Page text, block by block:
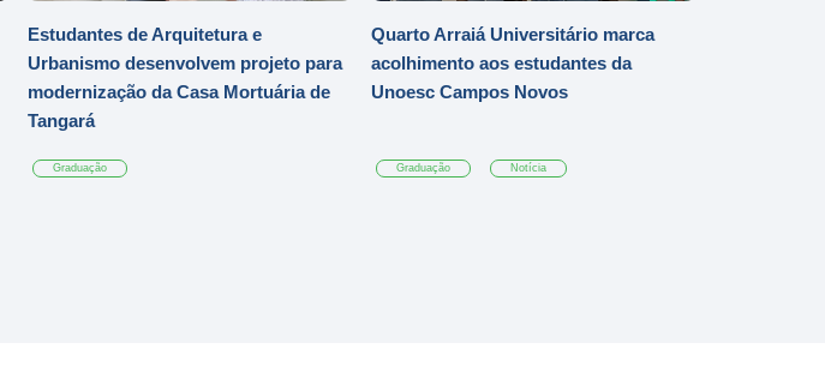
Estudantes de Arquitetura e
Urbanismo desenvolvem projeto para
modernização da Casa Mortuária de
Tangará
Graduação
Quarto Arraiá Universitário marca
acolhimento aos estudantes da
Unoesc Campos Novos
Graduação Notícia